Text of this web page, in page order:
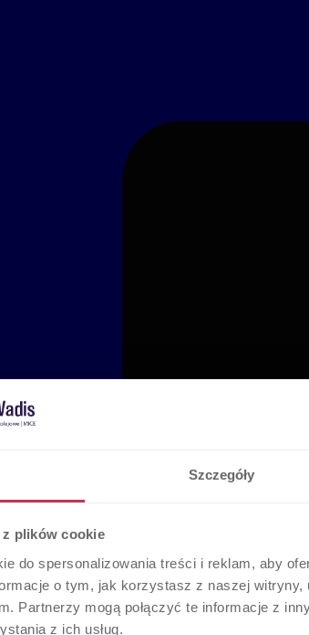
Szczegóły
plików cookie
do spersonalizowania treści i reklam, aby
o tym, jak korzystasz z naszej witryny,
Partnerzy mogą połączyć te informacje z
z ich usług.